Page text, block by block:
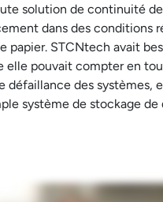
solution de continuité
dans des conditions
papier. STCNtech avait
elle pouvait compter en
défaillance des systèmes,
système de stockage de